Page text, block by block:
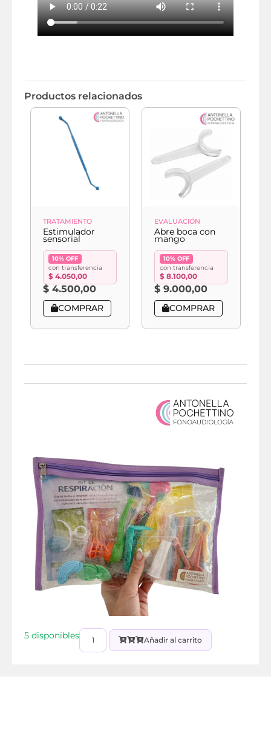
Productos relacionados
TRATAMIENTO
Estimulador
sensorial
10% OFF
con transferencia
$ 4.050,00
$ 4.500,00
COMPRAR
EVALUACIÓN
Abre boca con
mango
10% OFF
con transferencia
$ 8.100,00
$ 9.000,00
COMPRAR
5 disponibles Añadir al carrito